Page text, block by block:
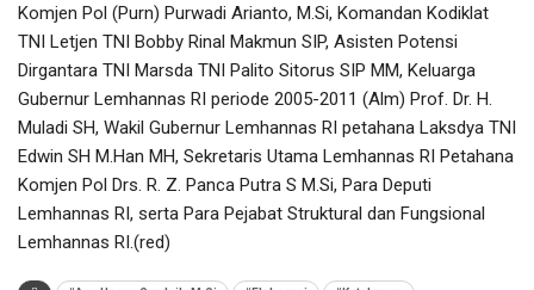
Komjen Pol (Purn) Purwadi Arianto, M.Si, Komandan Kodiklat
TNI Letjen TNI Bobby Rinal Makmun SIP, Asisten Potensi
Dirgantara TNI Marsda TNI Palito Sitorus SIP MM, Keluarga
Gubernur Lemhannas RI periode 2005-2011 (Alm) Prof. Dr. H.
Muladi SH, Wakil Gubernur Lemhannas RI petahana Laksdya TNI
Edwin SH M.Han MH, Sekretaris Utama Lemhannas RI Petahana
Komjen Pol Drs. R. Z. Panca Putra S M.Si, Para Deputi
Lemhannas RI, serta Para Pejabat Struktural dan Fungsional
Lemhannas RI.(red)